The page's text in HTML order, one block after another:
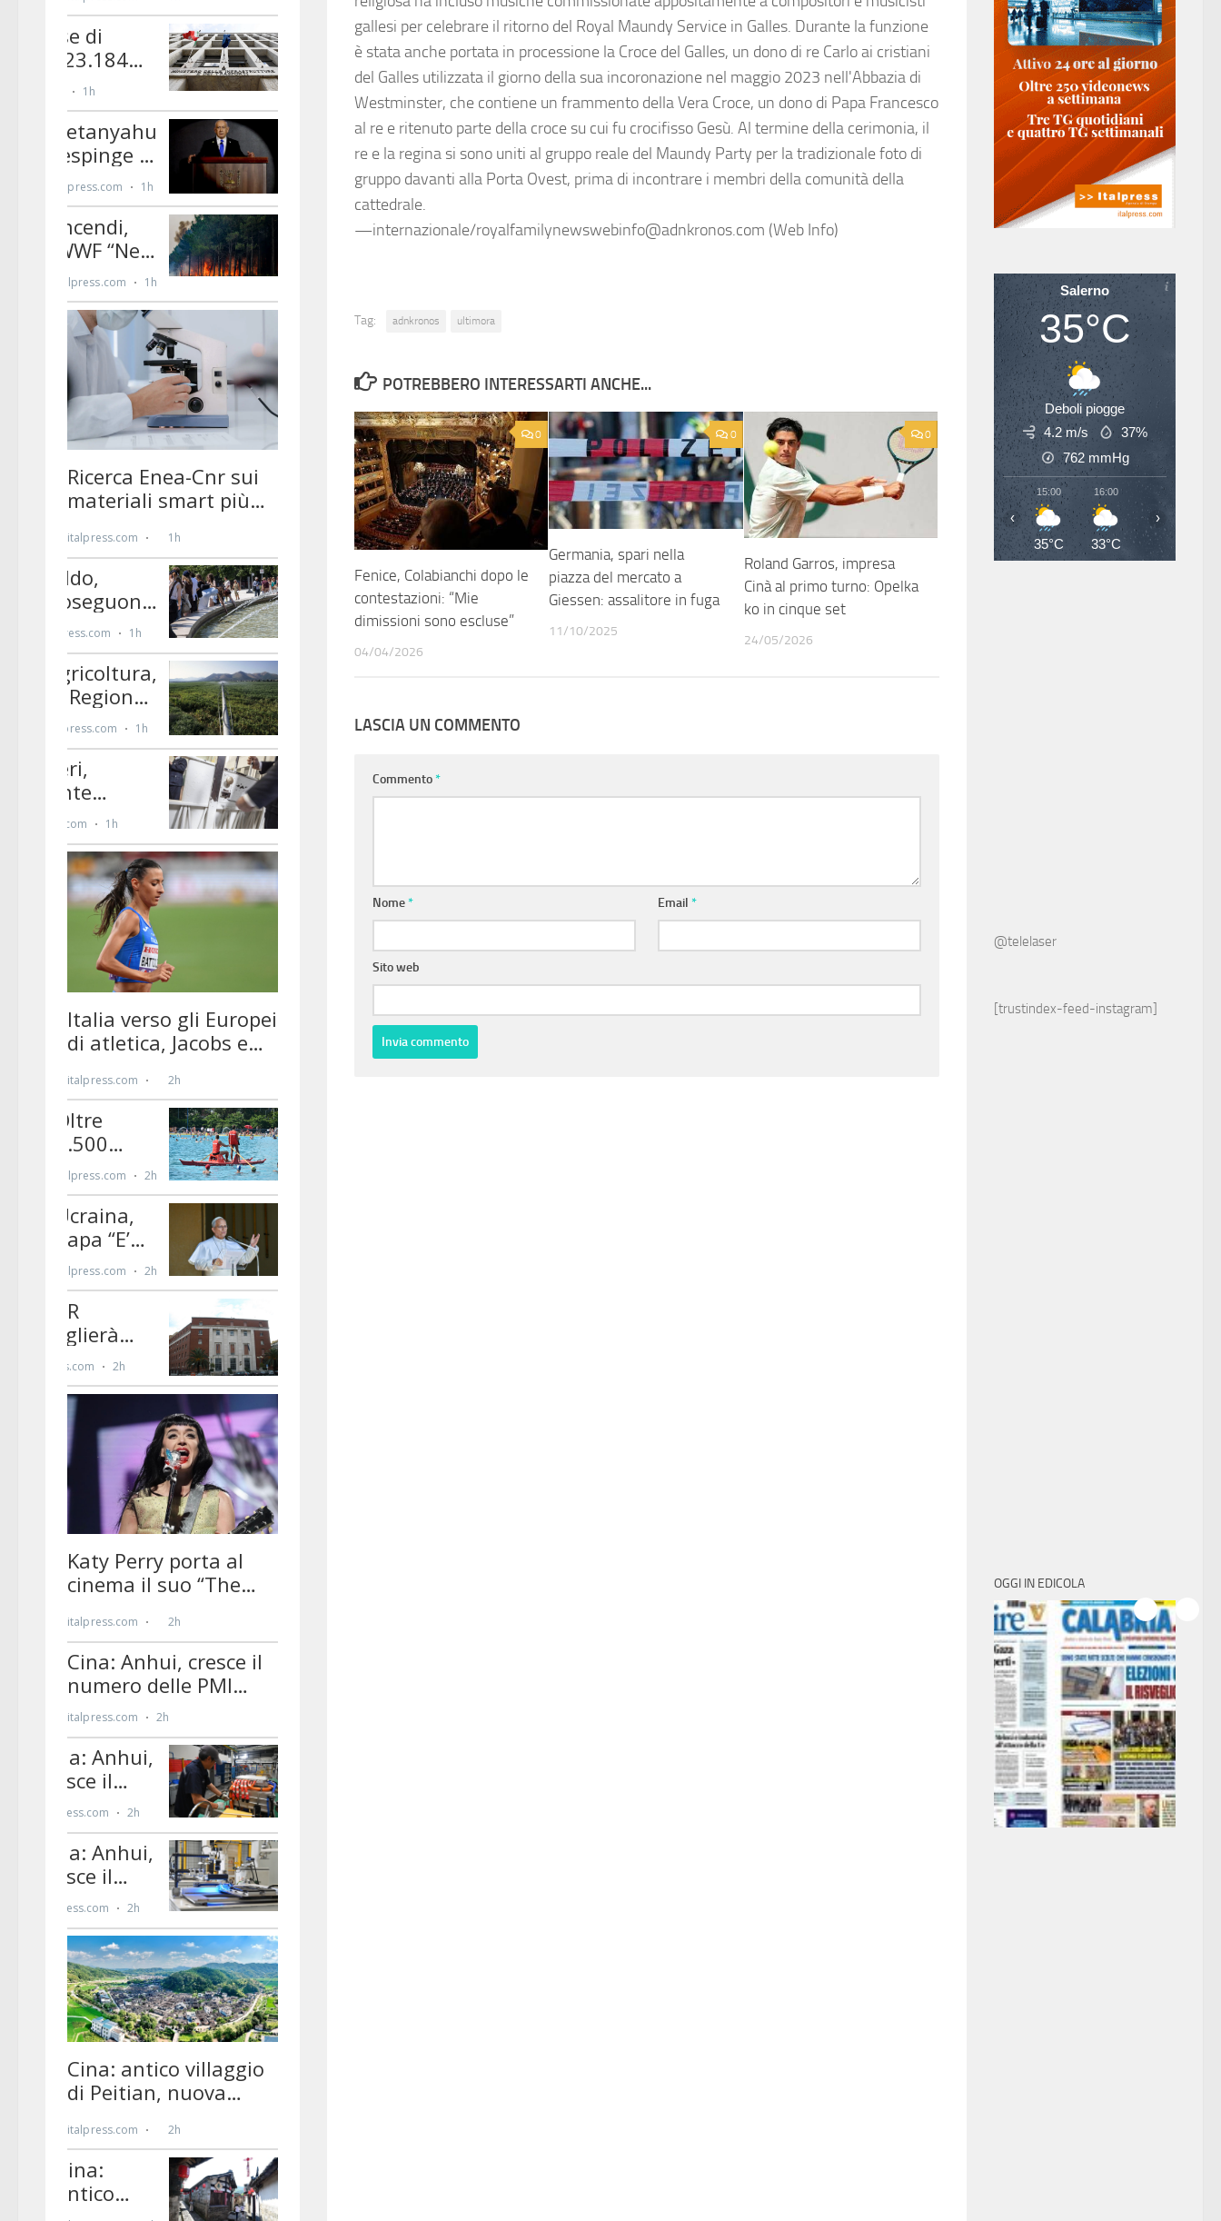
gallesi per celebrare il ritorno del Royal Maundy Service in Galles. Durante la funzione
è stata anche portata in processione la Croce del Galles, un dono di re Carlo ai cristiani
del Galles utilizzata il giorno della sua incoronazione nel maggio 2023 nell'Abbazia di
Westminster, che contiene un frammento della Vera Croce, un dono di Papa Francesco
al re e ritenuto parte della croce su cui fu crocifisso Gesù. Al termine della cerimonia, il
re e la regina si sono uniti al gruppo reale del Maundy Party per la tradizionale foto di
gruppo davanti alla Porta Ovest, prima di incontrare i membri della comunità della
cattedrale.
—internazionale/royalfamilynewswebinfo@adnkronos.com (Web Info)
Tag: adnkronos ultimora
POTREBBERO INTERESSARTI ANCHE...
0
Fenice, Colabianchi dopo le
contestazioni: “Mie
dimissioni sono escluse”
04/04/2026
0
Germania, spari nella
piazza del mercato a
Giessen: assalitore in fuga
11/10/2025
0
Roland Garros, impresa
Cinà al primo turno: Opelka
ko in cinque set
24/05/2026
LASCIA UN COMMENTO
Commento*
Nome* Email*
Sito web
Salerno
35°C
Deboli piogge
4.2 m/s
37%
762 mmHg
15:00
35°C
16:00
33°C
17:00
34°C
‹ ›
@telelaser
[trustindex-feed-instagram]
OGGI IN EDICOLA